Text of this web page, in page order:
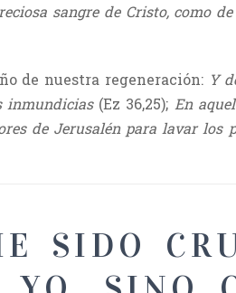
sangre de Cristo, como
de nuestra regeneración: Y
inmundicias(Ez 36,25); En
de Jerusalén para lavar los
SIDO